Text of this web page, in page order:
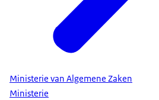
Ministerie van Algemene Zaken
Ministerie